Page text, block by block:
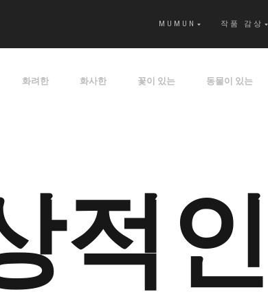
MUMUN 작품 감상
화려한 화사한 꽃이 있는 동물이 있는
적인